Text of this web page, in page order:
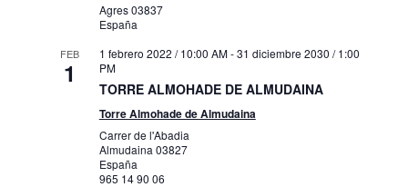
Agres03837
España
FEB
1
1 febrero 2022 / 10:00 AM-31 diciembre 2030 / 1:00
PM
TORRE ALMOHADE DE ALMUDAINA
Torre Almohade de Almudaina
Carrer de l'Abadia
Almudaina 03827
España
965 14 90 06